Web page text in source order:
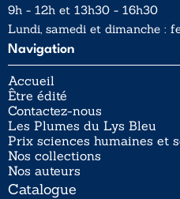
9h - 12h et 13h30 - 16h30
Lundi, samedi et dimanche :
Navigation
Accueil
Être édité
Contactez-nous
Les Plumes du Lys Bleu
Prix sciences humaines et
Nos collections
Nos auteurs
Catalogue